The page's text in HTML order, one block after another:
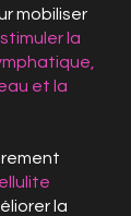
mobiliser
stimuler la
et la
la